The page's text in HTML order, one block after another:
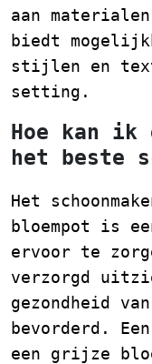
aan
biedt
stijlen en
setting.
Hoe kan ik
het beste
Het
bloempot is
ervoor te
verzorgd
gezondheid
bevorderd.
een grijze